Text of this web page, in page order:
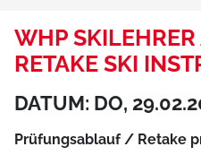
WHP
RETAKE SKI
DATUM: DO,
Prüfungsablauf / Retake